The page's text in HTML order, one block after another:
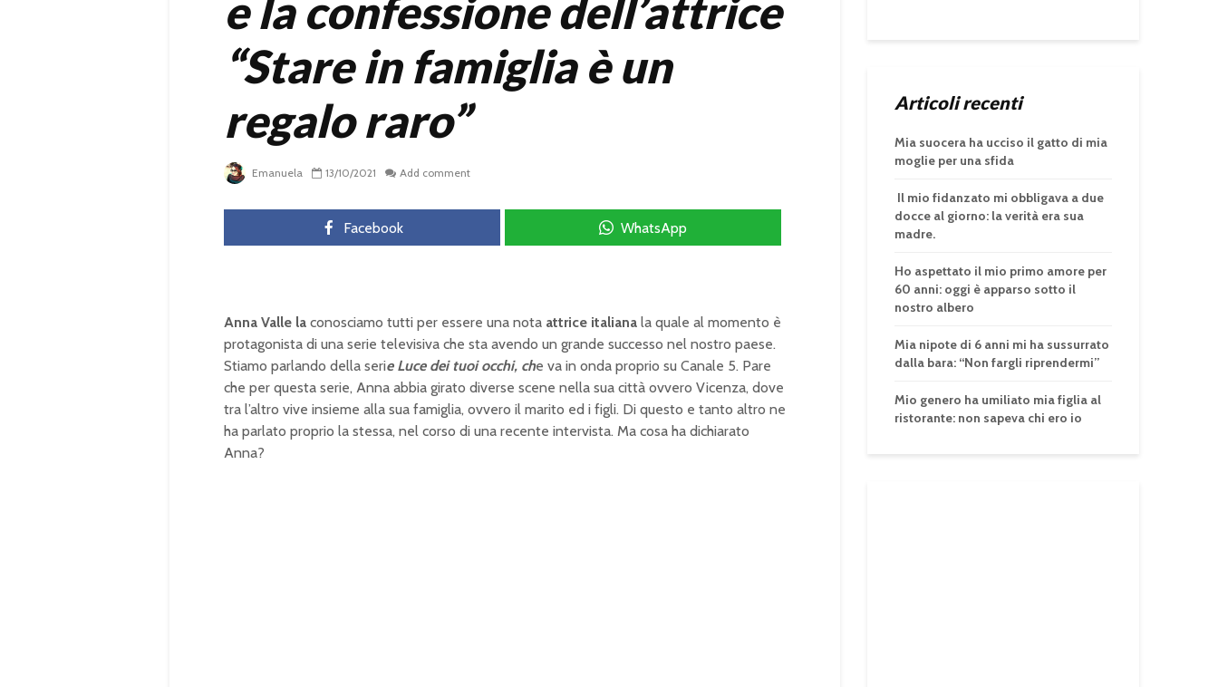
e la confessione dell’attrice
“Stare in famiglia è un
regalo raro”
Emanuela 13/10/2021 Add comment
Facebook WhatsApp
Anna Valle la conosciamo tutti per essere una nota attrice italiana la quale al momento è
protagonista di una serie televisiva che sta avendo un grande successo nel nostro paese.
Stiamo parlando della serie Luce dei tuoi occhi, che va in onda proprio su Canale 5. Pare
che per questa serie, Anna abbia girato diverse scene nella sua città ovvero Vicenza, dove
tra l’altro vive insieme alla sua famiglia, ovvero il marito ed i figli. Di questo e tanto altro ne
ha parlato proprio la stessa, nel corso di una recente intervista. Ma cosa ha dichiarato
Anna?
Articoli recenti
Mia suocera ha ucciso il gatto di mia
moglie per una sfida
Il mio fidanzato mi obbligava a due
docce al giorno: la verità era sua
madre.
Ho aspettato il mio primo amore per
60 anni: oggi è apparso sotto il
nostro albero
Mia nipote di 6 anni mi ha sussurrato
dalla bara: “Non fargli riprendermi”
Mio genero ha umiliato mia figlia al
ristorante: non sapeva chi ero io